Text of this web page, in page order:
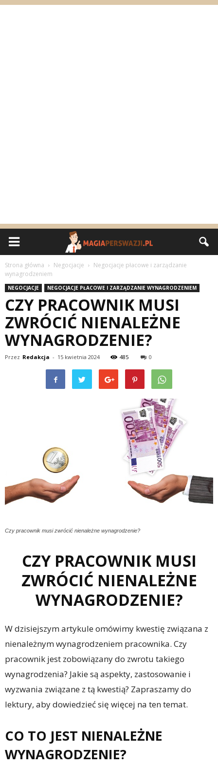
Strona główna Negocjacje
Negocjacje płacowe i zarządzanie
wynagrodzeniem
NEGOCJACJE NEGOCJACJE PŁACOWE I ZARZĄDZANIE WYNAGRODZENIEM
CZY PRACOWNIK MUSI
ZWRÓCIĆ NIENALEŻNE
WYNAGRODZENIE?
Przez Redakcja - 15 kwietnia 2024 485 0
Czy pracownik musi zwrócić nienależne wynagrodzenie?
CZY PRACOWNIK MUSI
ZWRÓCIĆ NIENALEŻNE
WYNAGRODZENIE?
W dzisiejszym artykule omówimy kwestię związana z
nienależnym wynagrodzeniem pracownika. Czy
pracownik jest zobowiązany do zwrotu takiego
wynagrodzenia? Jakie są aspekty, zastosowanie i
wyzwania związane z tą kwestią? Zapraszamy do
lektury, aby dowiedzieć się więcej na ten temat.
CO TO JEST NIENALEŻNE
WYNAGRODZENIE?